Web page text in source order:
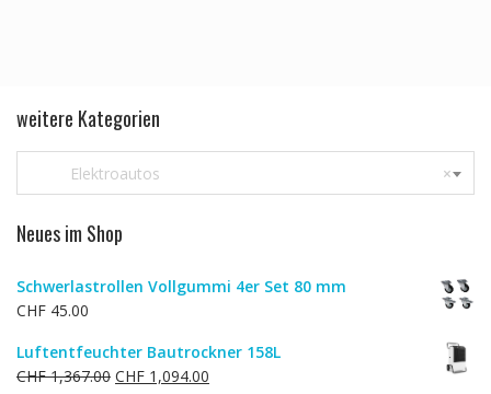
weitere Kategorien
×
Elektroautos
Neues im Shop
Schwerlastrollen Vollgummi 4er Set 80 mm
CHF 45.00
Luftentfeuchter Bautrockner 158L
CHF1,367.00 Ursprünglicher
CHF 1,094.00